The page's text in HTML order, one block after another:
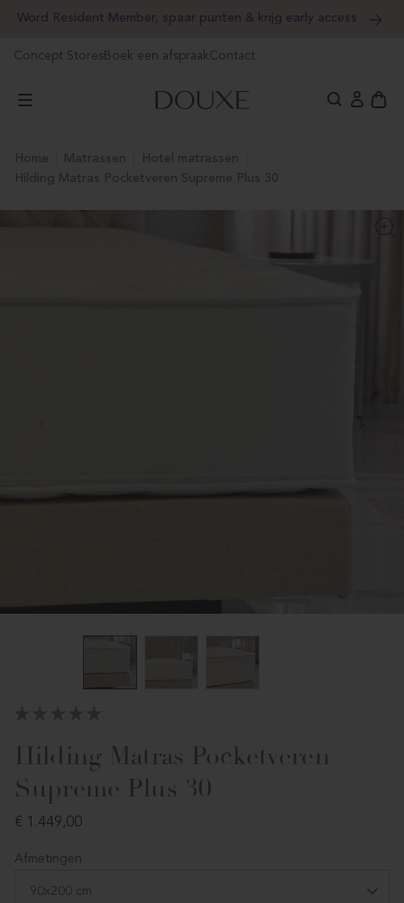
Word Resident Member, spaar punten & krijg early access
Concept StoresBoek een afspraakContact
DOUXE Hotel Luxury
home matrassen
hotel matrassen
Hilding Matras Pocketveren Supreme Plus 30
Hilding Matras Pocketveren
Supreme Plus 30
Prijs
€ 1.449,00
Afmetingen
90x200 cm